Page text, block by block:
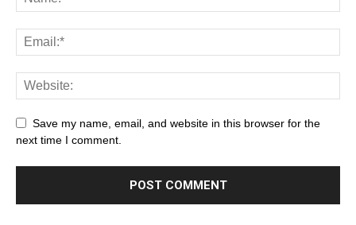
Save my name, email, and website in this browser for the
next time I comment.